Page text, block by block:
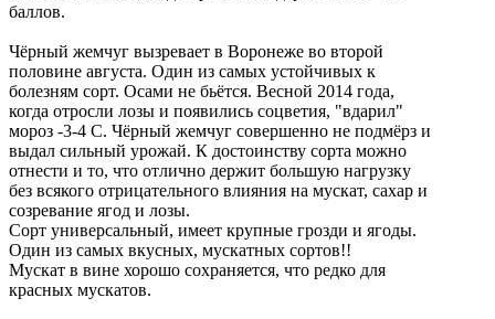
баллов.
Чёрный жемчуг вызревает в Воронеже во второй
половине августа. Один из самых устойчивых к
болезням сорт. Осами не бьётся. Весной 2014 года,
когда отросли лозы и появились соцветия, "вдарил"
мороз -3-4 С. Чёрный жемчуг совершенно не подмёрз и
выдал сильный урожай. К достоинству сорта можно
отнести и то, что отлично держит большую нагрузку
без всякого отрицательного влияния на мускат, сахар и
созревание ягод и лозы.
Сорт универсальный, имеет крупные грозди и ягоды.
Один из самых вкусных, мускатных сортов!!
Мускат в вине хорошо сохраняется, что редко для
красных мускатов.